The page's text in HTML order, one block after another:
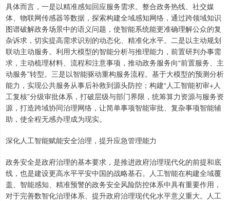
具体而言，一是以精准感知回应服务需求。整合政务热线、社交媒
体、物联网传感器等数据，探索构建全域感知网络，通过跨领域知识
图谱破解政务场景中的语义问题，使智能系统能更准确理解公众的复
杂诉求，切实提高需求识别的动态化、精准化水平。二是以主动规划
联动主动服务。利用大模型的智能分析与推理能力，前置研判办事需
求，主动梳理材料、流程和注意事项，推动政务服务向“前置服务、主
动服务”转型。三是以智能驱动重构服务流程。基于大模型的预测分析
能力，实现公共服务从事后补救到源头防控；构建“人工智能初审+人
工复核”分级审批体系，打破层级与部门界限，统筹算力资源与服务资
源，打造跨域协同治理网络，让简单事项智能审批、复杂事项智能辅
助，使全程无感办理成为现实。
深化人工智能赋能安全治理，提升应急管理能力
政务安全是政府治理的基本要求，是推进政府治理现代化的前提和底
线，也是建设更高水平平安中国的战略基石。人工智能在构建全域覆
盖、智能感知、精准预警的政务安全风险防控体系中具有重要作用，
对于完善数智化治理体系、提升政府治理现代化水平意义重大。人工